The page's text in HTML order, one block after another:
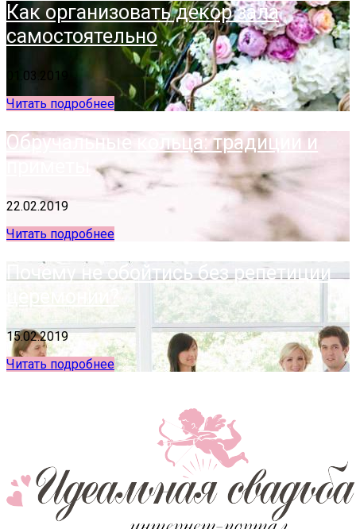
Как организовать декор зала
самостоятельно
01.03.2019
Читать подробнее
Обручальные кольца: традиции и
приметы
22.02.2019
Читать подробнее
Почему не обойтись без репетиции
церемонии?
15.02.2019
Читать подробнее